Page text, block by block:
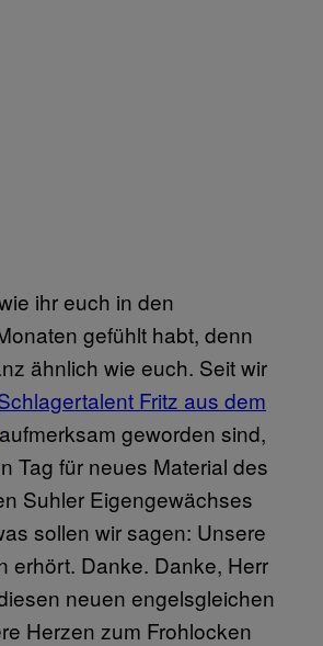
ihr euch in den
gefühlt habt, denn
ähnlich wie euch. Seit wir
Fritz aus dem
aufmerksam geworden sind,
Tag für neues Material des
Suhler Eigengewächses
sollen wir sagen: Unsere
erhört. Danke. Danke, Herr
neuen engelsgleichen
Herzen zum Frohlocken